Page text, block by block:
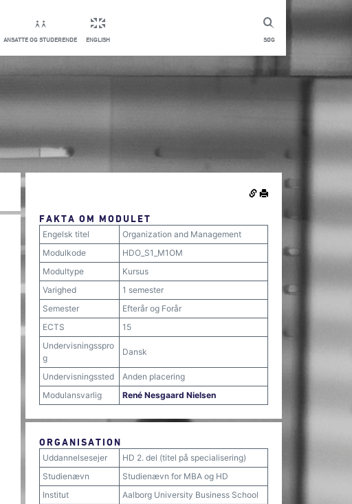
SØG
ANSATTE OG STUDERENDE ENGLISH
FAKTA OM MODULET
Engelsk titel
Organization and Management
Modulkode
HDO_S1_M1OM
Modultype
Kursus
Varighed
1 semester
Semester
Efterår og Forår
ECTS
15
Undervisningsspro
g
Dansk
Undervisningssted
Anden placering
Modulansvarlig
René Nesgaard Nielsen
ORGANISATION
Uddannelsesejer
HD 2. del (titel på specialisering)
Studienævn
Studienævn for MBA og HD
Institut
Aalborg University Business School